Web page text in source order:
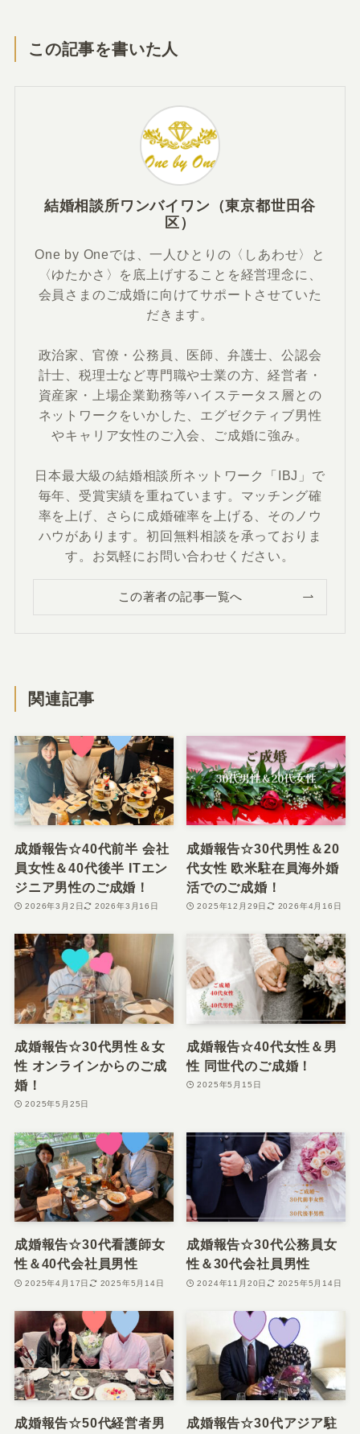
この記事を書いた人
結婚相談所ワンバイワン（東京都世田谷
区）
One by Oneでは、一人ひとりの〈しあわせ〉と
〈ゆたかさ〉を底上げすることを経営理念に、
会員さまのご成婚に向けてサポートさせていた
だきます。
政治家、官僚・公務員、医師、弁護士、公認会
計士、税理士など専門職や士業の方、経営者・
資産家・上場企業勤務等ハイステータス層との
ネットワークをいかした、エグゼクティブ男性
やキャリア女性のご入会、ご成婚に強み。
日本最大級の結婚相談所ネットワーク「IBJ」で
毎年、受賞実績を重ねています。マッチング確
率を上げ、さらに成婚確率を上げる、そのノウ
ハウがあります。初回無料相談を承っておりま
す。お気軽にお問い合わせください。
この著者の記事一覧へ
関連記事
成婚報告☆40代前半 会社
員女性＆40代後半 ITエン
ジニア男性のご成婚！
2026年3月2日 2026年3月16日
成婚報告☆30代男性＆20
代女性 欧米駐在員海外婚
活でのご成婚！
2025年12月29日 2026年4月16日
成婚報告☆30代男性＆女
性 オンラインからのご成
婚！
2025年5月25日
成婚報告☆40代女性＆男
性 同世代のご成婚！
2025年5月15日
成婚報告☆30代看護師女
性＆40代会社員男性
2025年4月17日 2025年5月14日
成婚報告☆30代公務員女
性＆30代会社員男性
2024年11月20日 2025年5月14日
成婚報告☆50代経営者男
成婚報告☆30代アジア駐